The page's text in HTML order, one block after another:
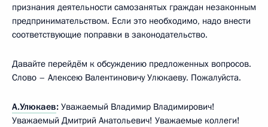
признания деятельности самозанятых граждан незаконным
предпринимательством. Если это необходимо, надо внести
соответствующие поправки в законодательство.
Давайте перейдём к обсуждению предложенных вопросов.
Слово – Алексею Валентиновичу Улюкаеву. Пожалуйста.
А.Улюкаев: Уважаемый Владимир Владимирович!
Уважаемый Дмитрий Анатольевич! Уважаемые коллеги!